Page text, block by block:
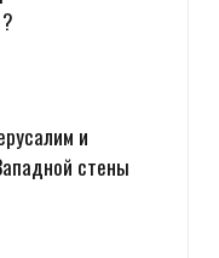
и
стены